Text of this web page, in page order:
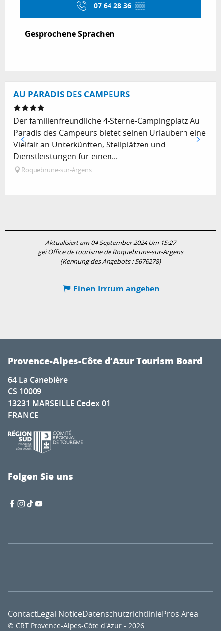
07 64 28 36 ▒▒
Gesprochene Sprachen
Gesprochene Sprachen
AU PARADIS DES CAMPEURS
Der familienfreundliche 4-Sterne-Campingplatz Au
Paradis des Campeurs bietet seinen Urlaubern eine
Vielfalt an Unterkünften, Stellplätzen und
Dienstleistungen für einen...
Roquebrune-sur-Argens
Aktualisiert am 04 September 2024 Um 15:27
gei Office de tourisme de Roquebrune-sur-Argens
(Kennung des Angebots :5676278)
Einen Irrtum angeben
Provence-Alpes-Côte d’Azur Tourism Board
64 La Canebière
CS 10009
13231 MARSEILLE Cedex 01
FRANCE
Folgen Sie uns
© CRT Provence-Alpes-Côte d'Azur - 2026
ContactLegal NoticeDatenschutzrichtliniePros Area